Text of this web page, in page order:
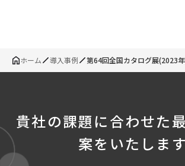
ホーム 導入事例 第64回全国カタログ展(2023
貴社の課題に合わせた
案をいたします